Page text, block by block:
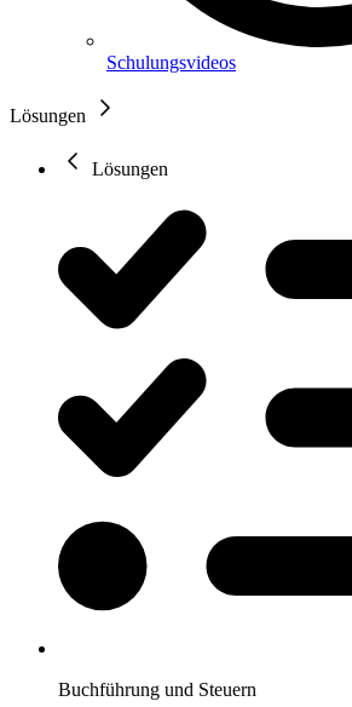
Schulungsvideos
Lösungen
Lösungen
Buchführung und Steuern